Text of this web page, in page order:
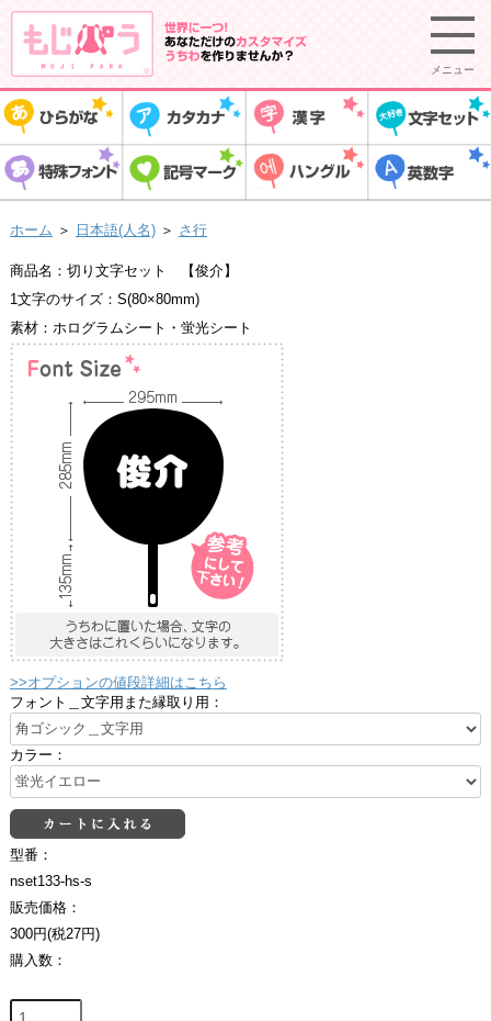
メニュー
ホーム ＞ 日本語(人名) ＞ さ行
商品名：切り文字セット 【俊介】
1文字のサイズ：S(80×80mm)
素材：ホログラムシート・蛍光シート
>>オプションの値段詳細はこちら
フォント＿文字用また縁取り用：
カラー：
型番：
nset133-hs-s
販売価格：
300円(税27円)
購入数：